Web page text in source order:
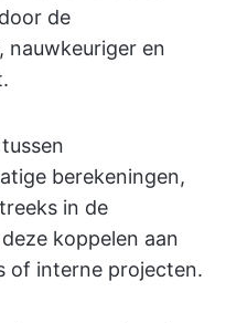
de
nauwkeuriger en
berekeningen,
in de
koppelen aan
of interne projecten.